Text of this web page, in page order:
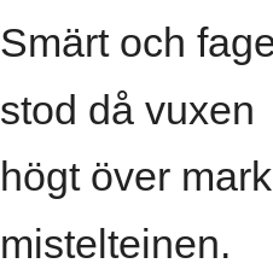
Smärt och
stod då vuxen
högt över
mistelteinen.